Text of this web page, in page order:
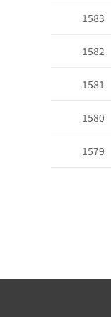
1583
1582
1581
1580
1579